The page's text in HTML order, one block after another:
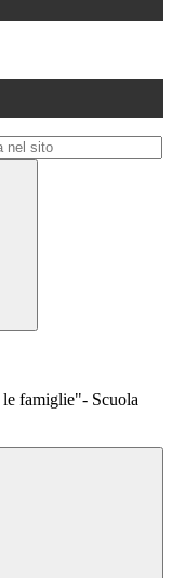
famiglie"- Scuola